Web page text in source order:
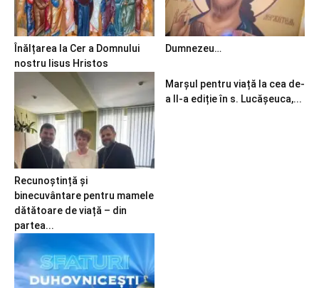
Înălțarea la Cer a Domnului
nostru Iisus Hristos
Dumnezeu…
Recunoștință și
binecuvântare pentru mamele
dătătoare de viață – din
partea...
Marșul pentru viață la cea de-
a II-a ediție în s. Lucășeuca,...